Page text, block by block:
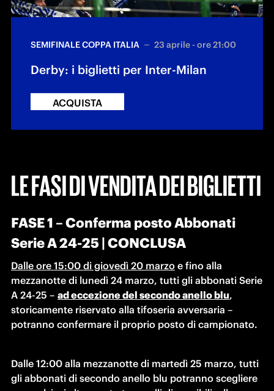
SEMIFINALE COPPA ITALIA 23 aprile - ore 21:00
Derby: i biglietti per Inter-Milan
ACQUISTA
LE FASI DI VENDITA DEI BIGLIETTI
FASE 1 – Conferma posto Abbonati
Serie A 24-25 | CONCLUSA
Dalle ore 15:00 di giovedì 20 marzo e fino alla
mezzanotte di lunedì 24 marzo, tutti gli abbonati Serie
A 24-25 – ad eccezione del secondo anello blu,
storicamente riservato alla tifoseria avversaria –
potranno confermare il proprio posto di campionato.
Dalle 12:00 alla mezzanotte di martedì 25 marzo, tutti
gli abbonati di secondo anello blu potranno scegliere